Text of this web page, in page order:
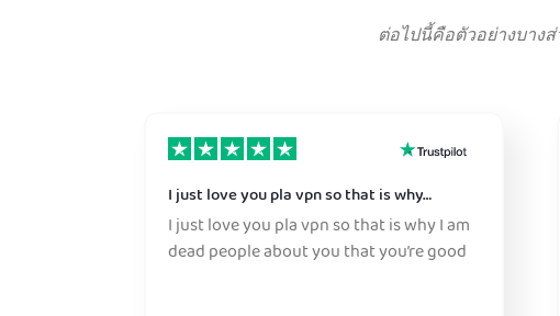
ต่อไปนี้คือตัวอย่างบาง
I just love you pla vpn so that is why…
I just love you pla vpn so that is why I am
dead people about you that you’re good